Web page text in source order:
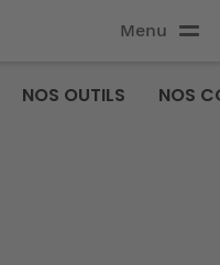
Menu
NOS OUTILS NOS